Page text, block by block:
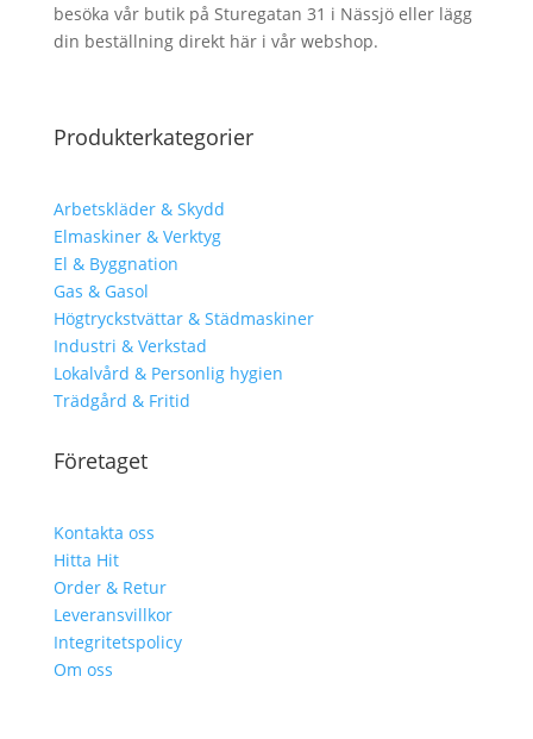
besöka vår butik på Sturegatan 31 i Nässjö eller lägg
din beställning direkt här i vår webshop.
Produkterkategorier
Arbetskläder & Skydd
Elmaskiner & Verktyg
El & Byggnation
Gas & Gasol
Högtryckstvättar & Städmaskiner
Industri & Verkstad
Lokalvård & Personlig hygien
Trädgård & Fritid
Företaget
Kontakta oss
Hitta Hit
Order & Retur
Leveransvillkor
Integritetspolicy
Om oss